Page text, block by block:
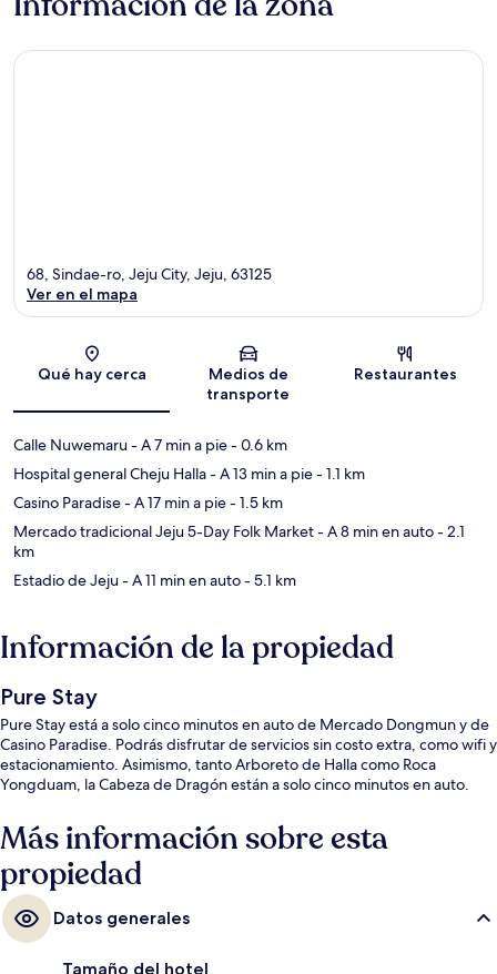
Sección del mapa
68, Sindae-ro, Jeju City, Jeju, 63125
Ver en el mapa
Qué hay cerca
Medios de
transporte
Restaurantes
Calle Nuwemaru- A 7 min a pie- 0.6 km
Hospital general Cheju Halla- A 13 min a pie- 1.1 km
Casino Paradise- A 17 min a pie- 1.5 km
Mercado tradicional Jeju 5-Day Folk Market- A 8 min en auto- 2.1
km
Estadio de Jeju- A 11 min en auto- 5.1 km
Información de la propiedad
Pure Stay
Pure Stay está a solo cinco minutos en auto de Mercado Dongmun y de
Casino Paradise. Podrás disfrutar de servicios sin costo extra, como wifi y
estacionamiento. Asimismo, tanto Arboreto de Halla como Roca
Yongduam, la Cabeza de Dragón están a solo cinco minutos en auto.
Más información sobre esta
propiedad
Datos generales
Tamaño del hotel